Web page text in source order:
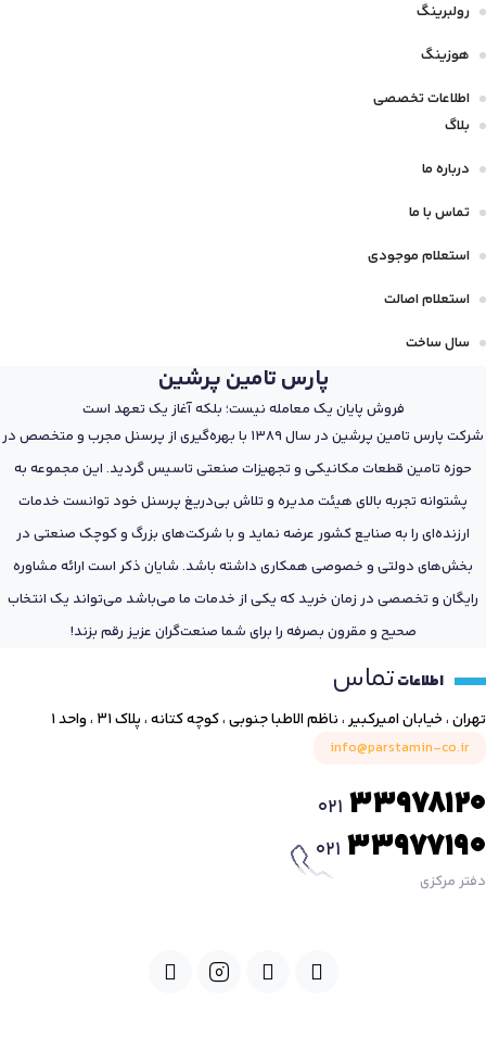
رولبرینگ
هوزینگ
اطلاعات تخصصی
بلاگ
درباره ما
تماس با ما
استعلام موجودی
استعلام اصالت
سال ساخت
پارس تامین پرشین
فروش پایان یک معامله نیست؛ بلکه آغاز یک تعهد است
شرکت پارس تامین پرشین در سال 1389 با بهره‌گیری از پرسنل مجرب و متخصص در
حوزه تامین قطعات مکانیکی و تجهیزات صنعتی تاسیس گردید. این مجموعه به
پشتوانه تجربه بالای هیئت مدیره و تلاش بی‌دریغ پرسنل خود توانست خدمات
ارزنده‌ای را به صنایع کشور عرضه نماید و با شرکت‌های بزرگ و کوچک صنعتی در
بخش‌های دولتی و خصوصی همکاری داشته باشد. شایان ذکر است ارائه مشاوره
رایگان و تخصصی در زمان خرید که یکی از خدمات ما می‌باشد می‌تواند یک انتخاب
صحیح و مقرون بصرفه را برای شما صنعت‌گران عزیز رقم بزند!
اطلاعاتتماس
تهران ، خیابان امیرکبیر ، ناظم الاطبا جنوبی ، کوچه کتانه ، پلاک ۳۱ ، واحد ۱
info@parstamin-co.ir
021 33978120
021 33977190
دفتر مرکزی